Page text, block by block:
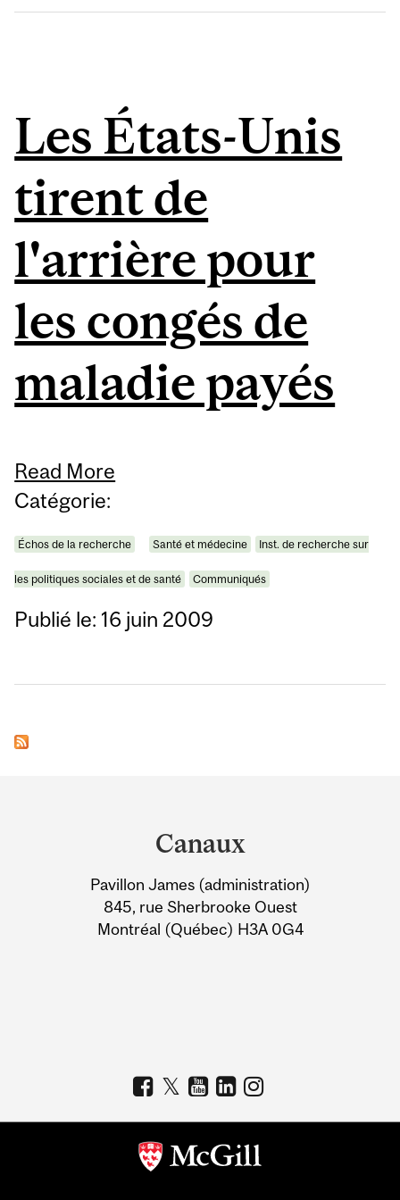
Les États-Unis
tirent de
l'arrière pour
les congés de
maladie payés
Read More
Catégorie:
Échos de la recherche Santé et médecine Inst. de recherche sur
les politiques sociales et de santé Communiqués
Publié le: 16 juin 2009
Information
Canaux
Pavillon James (administration)
845, rue Sherbrooke Ouest
Montréal (Québec) H3A 0G4